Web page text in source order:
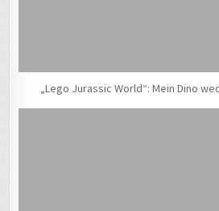
„Lego Jurassic World“: Mein Dino